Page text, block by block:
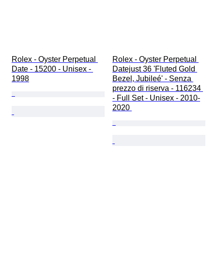
Rolex - Oyster Perpetual
Date - 15200 - Unisex -
1998
Rolex - Oyster Perpetual
Datejust 36 'Fluted Gold
Bezel, Jubileé' - Senza
prezzo di riserva - 116234
- Full Set - Unisex - 2010-
2020